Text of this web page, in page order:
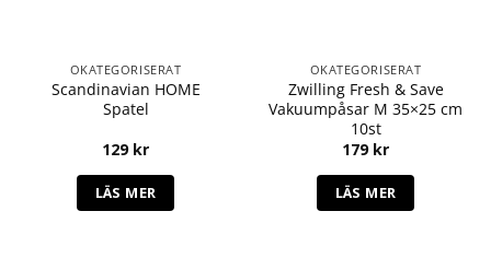
OKATEGORISERAT
Scandinavian HOME
Spatel
129 kr
LÄS MER
OKATEGORISERAT
Zwilling Fresh & Save
Vakuumpåsar M 35×25 cm
10st
179 kr
LÄS MER